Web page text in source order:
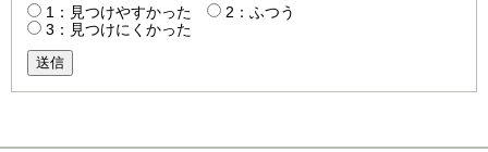
1：見つけやすかった
2：ふつう
3：見つけにくかった
送信